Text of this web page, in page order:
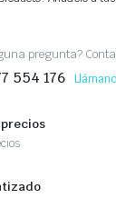
pregunta?
554 176